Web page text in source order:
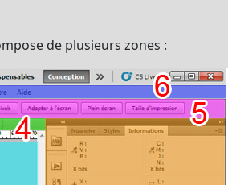
de plusieurs zones :